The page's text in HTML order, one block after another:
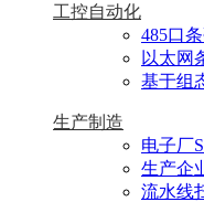
工控自动化
485口
以太网
基于组
生产制造
电子厂
生产企
流水线